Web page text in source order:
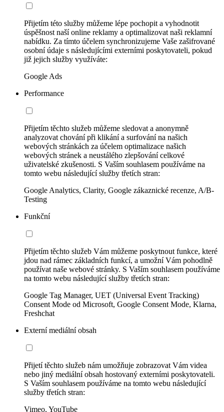
Přijetím této služby můžeme lépe pochopit a vyhodnotit
úspěšnost naší online reklamy a optimalizovat naši reklamní
nabídku. Za tímto účelem synchronizujeme Vaše zašifrované
osobní údaje s následujícími externími poskytovateli, pokud
již jejich služby využíváte:
Google Ads
Performance
Přijetím těchto služeb můžeme sledovat a anonymně
analyzovat chování při klikání a surfování na našich
webových stránkách za účelem optimalizace našich
webových stránek a neustálého zlepšování celkové
uživatelské zkušenosti. S Vaším souhlasem používáme na
tomto webu následující služby třetích stran:
Google Analytics, Clarity, Google zákaznické recenze, A/B-
Testing
Funkční
Přijetím těchto služeb Vám můžeme poskytnout funkce, které
jdou nad rámec základních funkcí, a umožní Vám pohodlně
používat naše webové stránky. S Vaším souhlasem používáme
na tomto webu následující služby třetích stran:
Google Tag Manager, UET (Universal Event Tracking)
Consent Mode od Microsoft, Google Consent Mode, Klarna,
Freshchat
Externí mediální obsah
Přijetí těchto služeb nám umožňuje zobrazovat Vám videa
nebo jiný mediální obsah hostovaný externími poskytovateli.
S Vaším souhlasem používáme na tomto webu následující
služby třetích stran:
Vimeo, YouTube